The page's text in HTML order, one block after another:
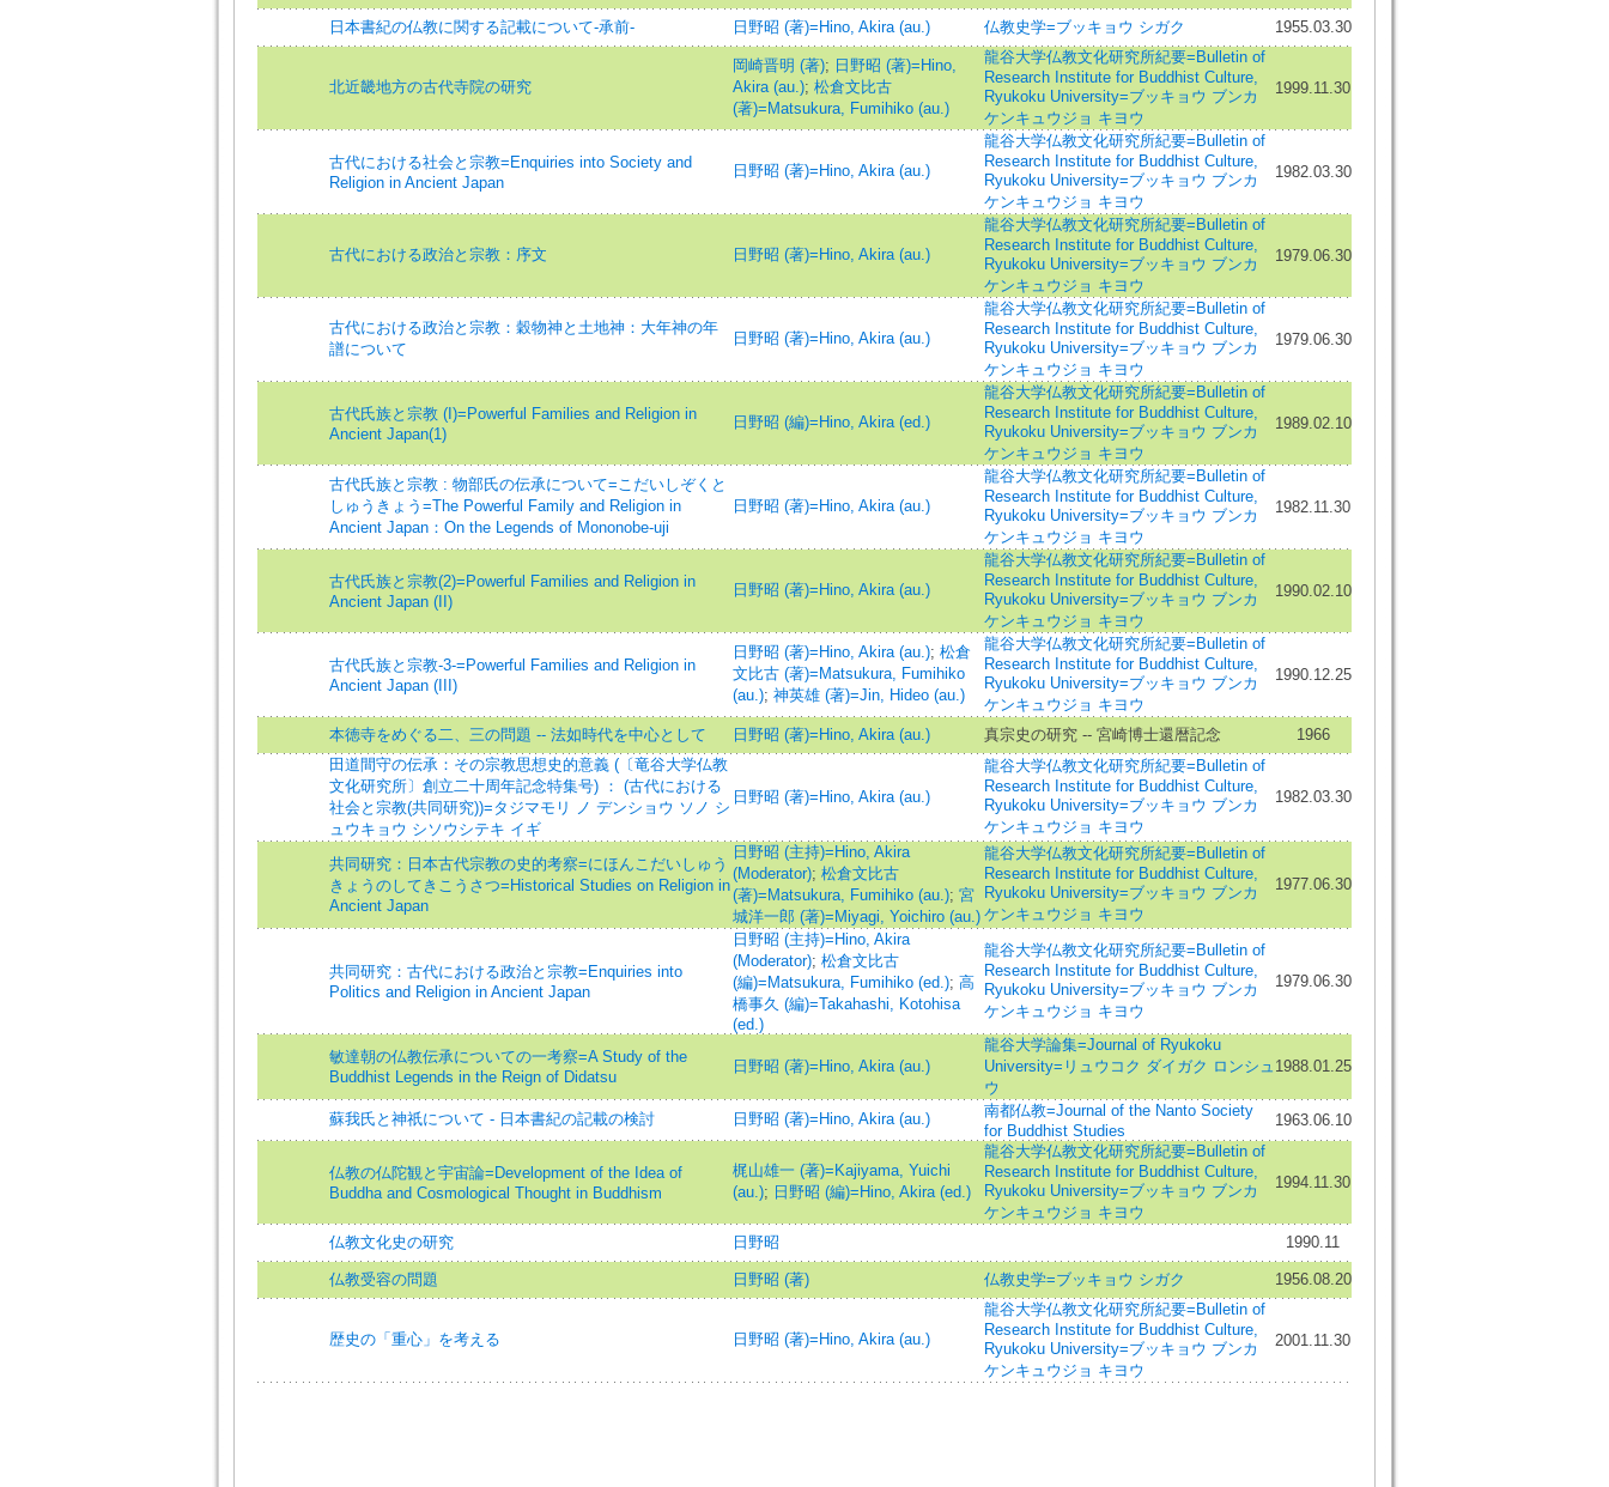
日本書紀の仏教に関する記載について-承前- 日野昭 (著)=Hino, Akira (au.) 仏教史学=ブッキョウ シガク 1955.03.30
北近畿地方の古代寺院の研究
岡崎晋明 (著); 日野昭 (著)=Hino,
Akira (au.); 松倉文比古
(著)=Matsukura, Fumihiko (au.)
龍谷大学仏教文化研究所紀要=Bulletin of
Research Institute for Buddhist Culture,
Ryukoku University=ブッキョウ ブンカ
ケンキュウジョ キヨウ
1999.11.30
古代における社会と宗教=Enquiries into Society and
Religion in Ancient Japan
日野昭 (著)=Hino, Akira (au.)
龍谷大学仏教文化研究所紀要=Bulletin of
Research Institute for Buddhist Culture,
Ryukoku University=ブッキョウ ブンカ
ケンキュウジョ キヨウ
1982.03.30
古代における政治と宗教：序文 日野昭 (著)=Hino, Akira (au.)
龍谷大学仏教文化研究所紀要=Bulletin of
Research Institute for Buddhist Culture,
Ryukoku University=ブッキョウ ブンカ
ケンキュウジョ キヨウ
1979.06.30
古代における政治と宗教：穀物神と土地神：大年神の年
譜について
日野昭 (著)=Hino, Akira (au.)
龍谷大学仏教文化研究所紀要=Bulletin of
Research Institute for Buddhist Culture,
Ryukoku University=ブッキョウ ブンカ
ケンキュウジョ キヨウ
1979.06.30
古代氏族と宗教 (I)=Powerful Families and Religion in
Ancient Japan(1)
日野昭 (編)=Hino, Akira (ed.)
龍谷大学仏教文化研究所紀要=Bulletin of
Research Institute for Buddhist Culture,
Ryukoku University=ブッキョウ ブンカ
ケンキュウジョ キヨウ
1989.02.10
古代氏族と宗教 : 物部氏の伝承について=こだいしぞくと
しゅうきょう=The Powerful Family and Religion in
Ancient Japan：On the Legends of Mononobe-uji
日野昭 (著)=Hino, Akira (au.)
龍谷大学仏教文化研究所紀要=Bulletin of
Research Institute for Buddhist Culture,
Ryukoku University=ブッキョウ ブンカ
ケンキュウジョ キヨウ
1982.11.30
古代氏族と宗教(2)=Powerful Families and Religion in
Ancient Japan (II)
日野昭 (著)=Hino, Akira (au.)
龍谷大学仏教文化研究所紀要=Bulletin of
Research Institute for Buddhist Culture,
Ryukoku University=ブッキョウ ブンカ
ケンキュウジョ キヨウ
1990.02.10
古代氏族と宗教-3-=Powerful Families and Religion in
Ancient Japan (III)
日野昭 (著)=Hino, Akira (au.); 松倉
文比古 (著)=Matsukura, Fumihiko
(au.); 神英雄 (著)=Jin, Hideo (au.)
龍谷大学仏教文化研究所紀要=Bulletin of
Research Institute for Buddhist Culture,
Ryukoku University=ブッキョウ ブンカ
ケンキュウジョ キヨウ
1990.12.25
本徳寺をめぐる二、三の問題 -- 法如時代を中心として 日野昭 (著)=Hino, Akira (au.) 真宗史の研究 -- 宮崎博士還暦記念
1966
田道間守の伝承：その宗教思想史的意義 (〔竜谷大学仏教
文化研究所〕創立二十周年記念特集号) ： (古代における
社会と宗教(共同研究))=タジマモリ ノ デンショウ ソノ シ
ュウキョウ シソウシテキ イギ
日野昭 (著)=Hino, Akira (au.)
龍谷大学仏教文化研究所紀要=Bulletin of
Research Institute for Buddhist Culture,
Ryukoku University=ブッキョウ ブンカ
ケンキュウジョ キヨウ
1982.03.30
共同研究：日本古代宗教の史的考察=にほんこだいしゅう
きょうのしてきこうさつ=Historical Studies on Religion in
Ancient Japan
日野昭 (主持)=Hino, Akira
(Moderator); 松倉文比古
(著)=Matsukura, Fumihiko (au.); 宮
城洋一郎 (著)=Miyagi, Yoichiro (au.)
龍谷大学仏教文化研究所紀要=Bulletin of
Research Institute for Buddhist Culture,
Ryukoku University=ブッキョウ ブンカ
ケンキュウジョ キヨウ
1977.06.30
共同研究：古代における政治と宗教=Enquiries into
Politics and Religion in Ancient Japan
日野昭 (主持)=Hino, Akira
(Moderator); 松倉文比古
(編)=Matsukura, Fumihiko (ed.); 高
橋事久 (編)=Takahashi, Kotohisa
(ed.)
龍谷大学仏教文化研究所紀要=Bulletin of
Research Institute for Buddhist Culture,
Ryukoku University=ブッキョウ ブンカ
ケンキュウジョ キヨウ
1979.06.30
敏達朝の仏教伝承についての一考察=A Study of the
Buddhist Legends in the Reign of Didatsu
日野昭 (著)=Hino, Akira (au.)
龍谷大学論集=Journal of Ryukoku
University=リュウコク ダイガク ロンシュ
ウ
1988.01.25
蘇我氏と神祇について - 日本書紀の記載の検討 日野昭 (著)=Hino, Akira (au.)
南都仏教=Journal of the Nanto Society
for Buddhist Studies
1963.06.10
仏教の仏陀観と宇宙論=Development of the Idea of
Buddha and Cosmological Thought in Buddhism
梶山雄一 (著)=Kajiyama, Yuichi
(au.); 日野昭 (編)=Hino, Akira (ed.)
龍谷大学仏教文化研究所紀要=Bulletin of
Research Institute for Buddhist Culture,
Ryukoku University=ブッキョウ ブンカ
ケンキュウジョ キヨウ
1994.11.30
仏教文化史の研究 日野昭 1990.11
仏教受容の問題 日野昭 (著) 仏教史学=ブッキョウ シガク 1956.08.20
歴史の「重心」を考える 日野昭 (著)=Hino, Akira (au.)
龍谷大学仏教文化研究所紀要=Bulletin of
Research Institute for Buddhist Culture,
Ryukoku University=ブッキョウ ブンカ
ケンキュウジョ キヨウ
2001.11.30